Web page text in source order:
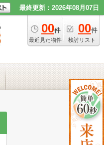
最終更新：2026年08月07日
00件
最近見た物件
00件
検討リスト